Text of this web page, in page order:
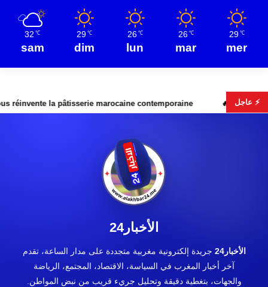
32 ℃
sam
29 ℃
dim
26 ℃
lun
26 ℃
mar
29 ℃
mer
⚡ عاجل
Fusion Wagner–Africa
marocaine contemporaine
الأخبار24
الأخبار24
جريدة إلكترونية مغربية متجددة على مدار الساعة، تقدم
آخر أخبار المغرب في السياسة، الاقتصاد، المجتمع، الرياضة
والجهات، بتغطية دقيقة وتحليل جريء قريب من نبض المواطن.